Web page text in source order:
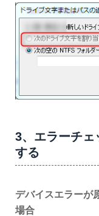
3、エラーチェ
する
デバイスエラーが
場合